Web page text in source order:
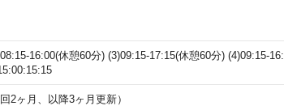
16:00(休憩60分) (3)09:15-17:15(休憩60分) (4)09:15-
2ヶ月、以降3ヶ月更新）